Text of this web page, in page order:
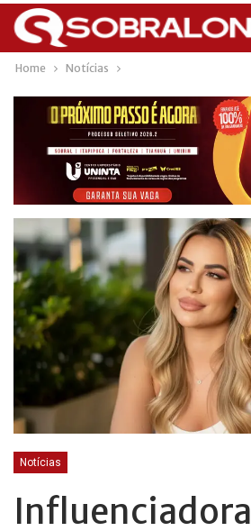
Home Notícias
Notícias
Influenciadora